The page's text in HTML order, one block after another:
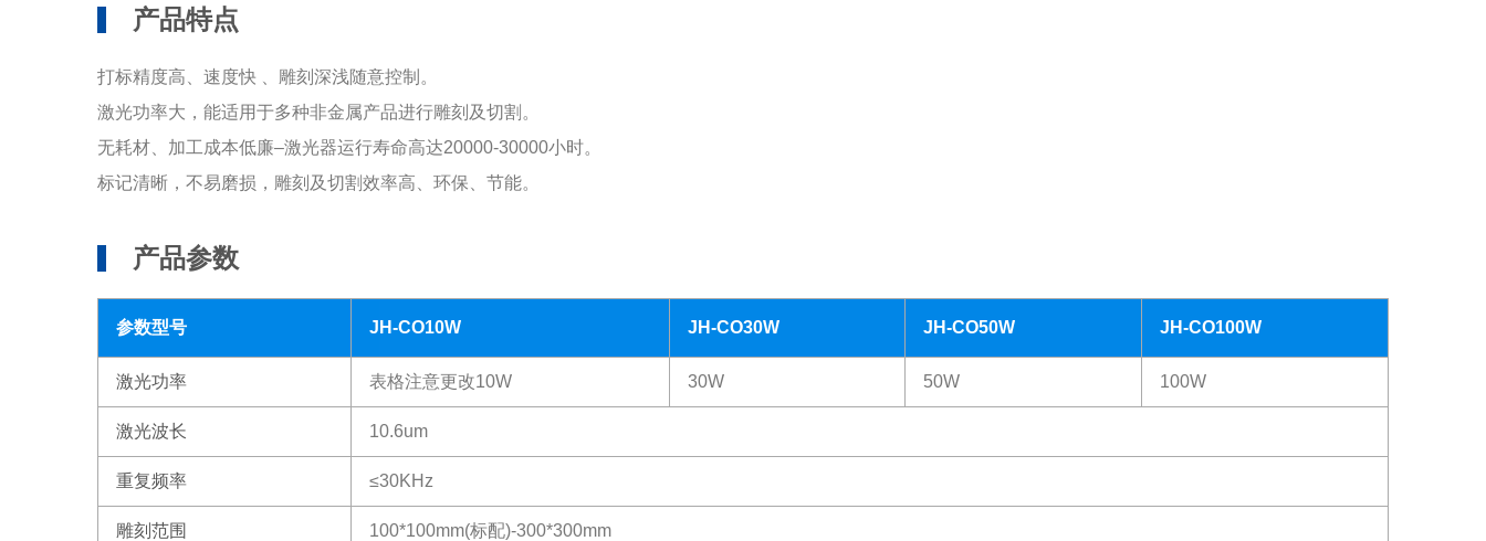
产品特点
打标精度高、速度快 、雕刻深浅随意控制。
激光功率大，能适用于多种非金属产品进行雕刻及切割。
无耗材、加工成本低廉–激光器运行寿命高达20000-30000小时。
标记清晰，不易磨损，雕刻及切割效率高、环保、节能。
产品参数
参数型号 JH-CO10W JH-CO30W JH-CO50W JH-CO100W
激光功率 表格注意更改10W 30W 50W 100W
激光波长 10.6um
重复频率 ≤30KHz
雕刻范围 100*100mm(标配)-300*300mm